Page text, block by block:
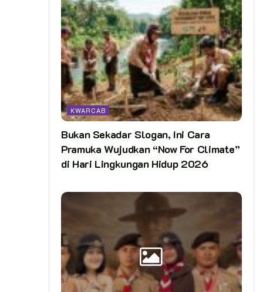
KWARCAB
Bukan Sekadar Slogan, Ini Cara
Pramuka Wujudkan “Now For Climate”
di Hari Lingkungan Hidup 2026